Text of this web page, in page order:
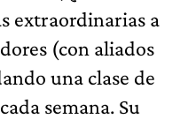
extraordinarias a
(con aliados
una clase de
semana. Su